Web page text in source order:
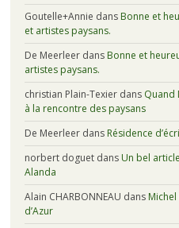
Goutelle+Annie dans Bonne et
et artistes paysans.
De Meerleerdans Bonne et
artistes paysans.
christian Plain-Texierdans Quand
à la rencontre des paysans
De Meerleerdans Résidence
norbert doguetdans Un bel
Alanda
Alain CHARBONNEAU dans
d’Azur